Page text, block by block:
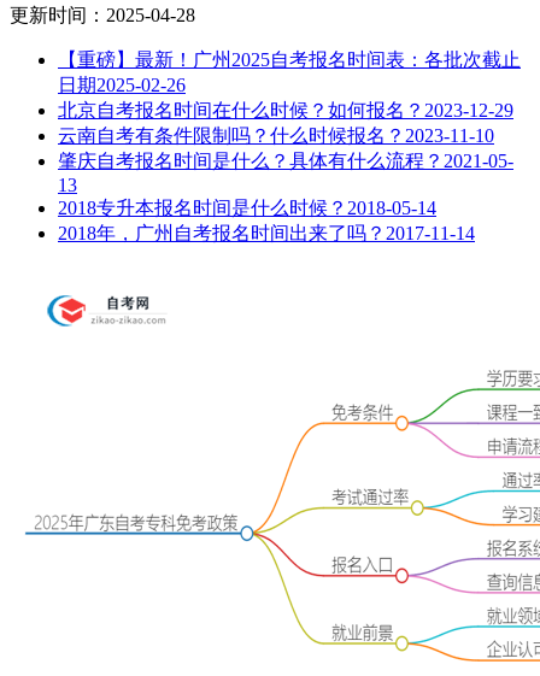
更新时间：2025-04-28
【重磅】最新！广州2025自考报名时间表：各批次截止
日期2025-02-26
北京自考报名时间在什么时候？如何报名？ 2023-12-29
云南自考有条件限制吗？什么时候报名？ 2023-11-10
肇庆自考报名时间是什么？具体有什么流程？ 2021-05-
13
2018专升本报名时间是什么时候？ 2018-05-14
2018年，广州自考报名时间出来了吗？ 2017-11-14